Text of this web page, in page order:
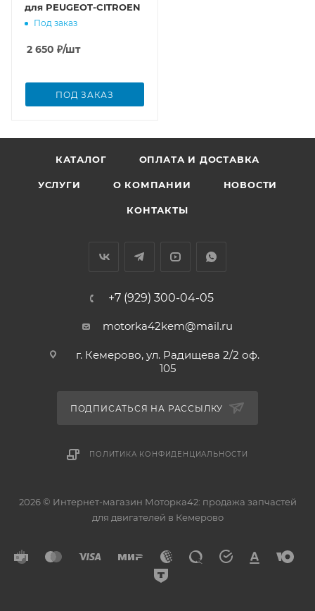
для PEUGEOT-CITROEN
Под заказ
2 650 ₽/шт
ПОД ЗАКАЗ
КАТАЛОГ ОПЛАТА И ДОСТАВКА
УСЛУГИ О КОМПАНИИ НОВОСТИ
КОНТАКТЫ
+7 (929) 300-04-05
motorka42kem@mail.ru
г. Кемерово, ул. Радищева 2/2 оф.
105
ПОДПИСАТЬСЯ НА РАССЫЛКУ
ПОЛИТИКА КОНФИДЕНЦИАЛЬНОСТИ
2026 © Интернет-магазин Моторка42: продажа запчастей
для двигателей в Кемерово